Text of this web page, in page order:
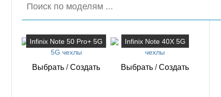
по
моделям
Infinix Note 50 Pro+ 5G
Выбрать /Создать
Infinix Note 40X 5G
Выбрать /Создать